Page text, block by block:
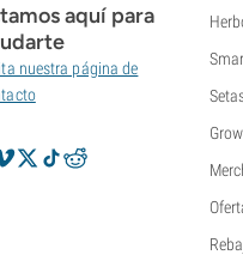
aquí para
nuestra página de